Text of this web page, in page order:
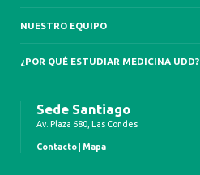
NUESTRO EQUIPO
¿POR QUÉ ESTUDIAR MEDICINA UDD?
Sede Santiago
Av. Plaza 680, Las Condes
Contacto Mapa